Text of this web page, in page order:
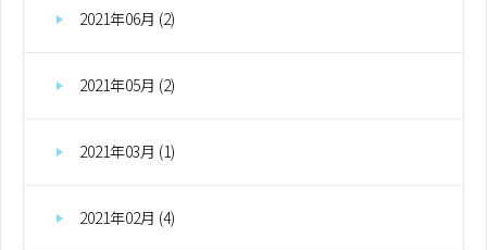
2021年06月 (2)
2021年05月 (2)
2021年03月 (1)
2021年02月 (4)